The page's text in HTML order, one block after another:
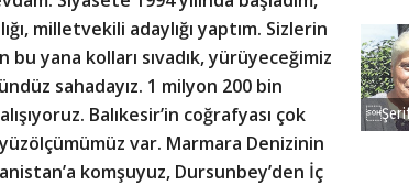
milletvekili adaylığı yaptım. Sizlerin
yana kolları sıvadık, yürüyeceğimiz
sahadayız. 1 milyon 200 bin
Balıkesir’in coğrafyası çok
var. Marmara Denizinin
komşuyuz, Dursunbey’den İç